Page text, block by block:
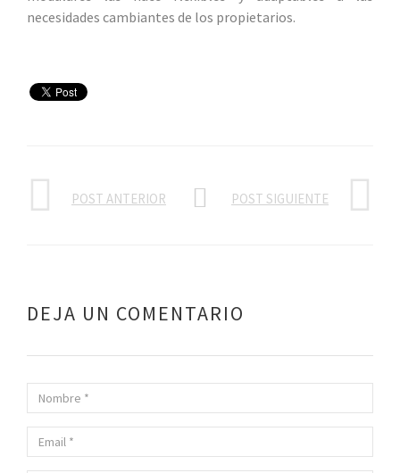
necesidades cambiantes de los propietarios.
POST ANTERIOR POST SIGUIENTE
DEJA UN COMENTARIO